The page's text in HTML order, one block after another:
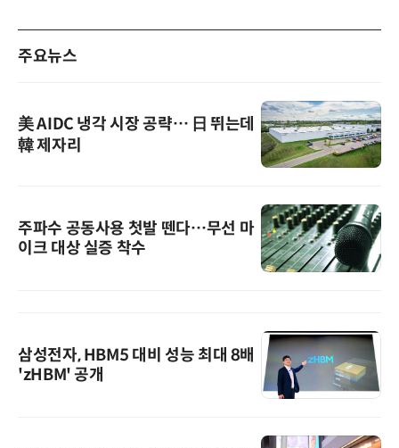
주요뉴스
美 AIDC 냉각 시장 공략… 日 뛰는데
韓 제자리
주파수 공동사용 첫발 뗀다…무선 마
이크 대상 실증 착수
삼성전자, HBM5 대비 성능 최대 8배
'zHBM' 공개